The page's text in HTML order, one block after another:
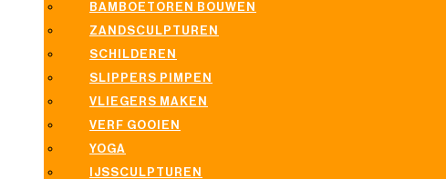
BAMBOETOREN BOUWEN
ZANDSCULPTUREN
SCHILDEREN
SLIPPERS PIMPEN
VLIEGERS MAKEN
VERF GOOIEN
YOGA
IJSSCULPTUREN